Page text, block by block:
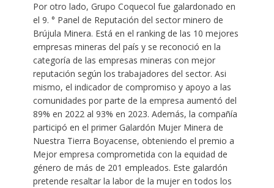
Por otro lado, Grupo Coquecol fue galardonado en
el 9. ° Panel de Reputación del sector minero de
Brújula Minera. Está en el ranking de las 10 mejores
empresas mineras del país y se reconoció en la
categoría de las empresas mineras con mejor
reputación según los trabajadores del sector. Asi
mismo, el indicador de compromiso y apoyo a las
comunidades por parte de la empresa aumentó del
89% en 2022 al 93% en 2023. Además, la compañía
participó en el primer Galardón Mujer Minera de
Nuestra Tierra Boyacense, obteniendo el premio a
Mejor empresa comprometida con la equidad de
género de más de 201 empleados. Este galardón
pretende resaltar la labor de la mujer en todos los